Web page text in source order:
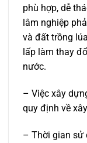
phù hợp, dễ
lâm nghiệp
và đất trồng
lấp làm thay
nước.
– Việc xây
quy định về
– Thời gian sử